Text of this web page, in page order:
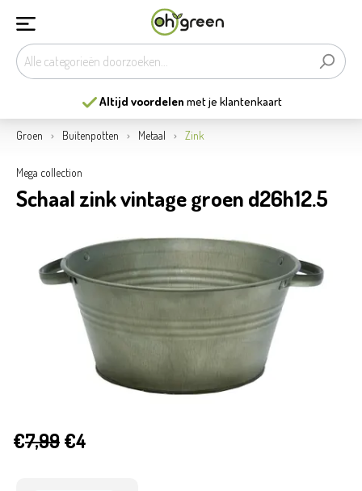
Altijd voordelen met je klantenkaart
Groen Buitenpotten Metaal Zink
Mega collection
Schaal zink vintage groen d26h12.5
€7,99€4